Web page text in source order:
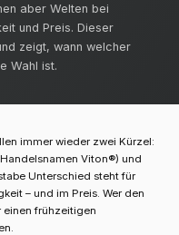
aber Welten bei
und Preis. Dieser
zeigt, wann welcher
Wahl ist.
immer wieder zwei Kürzel:
Viton®) und
Unterschied steht für
– und im Preis. Wer den
einen frühzeitigen